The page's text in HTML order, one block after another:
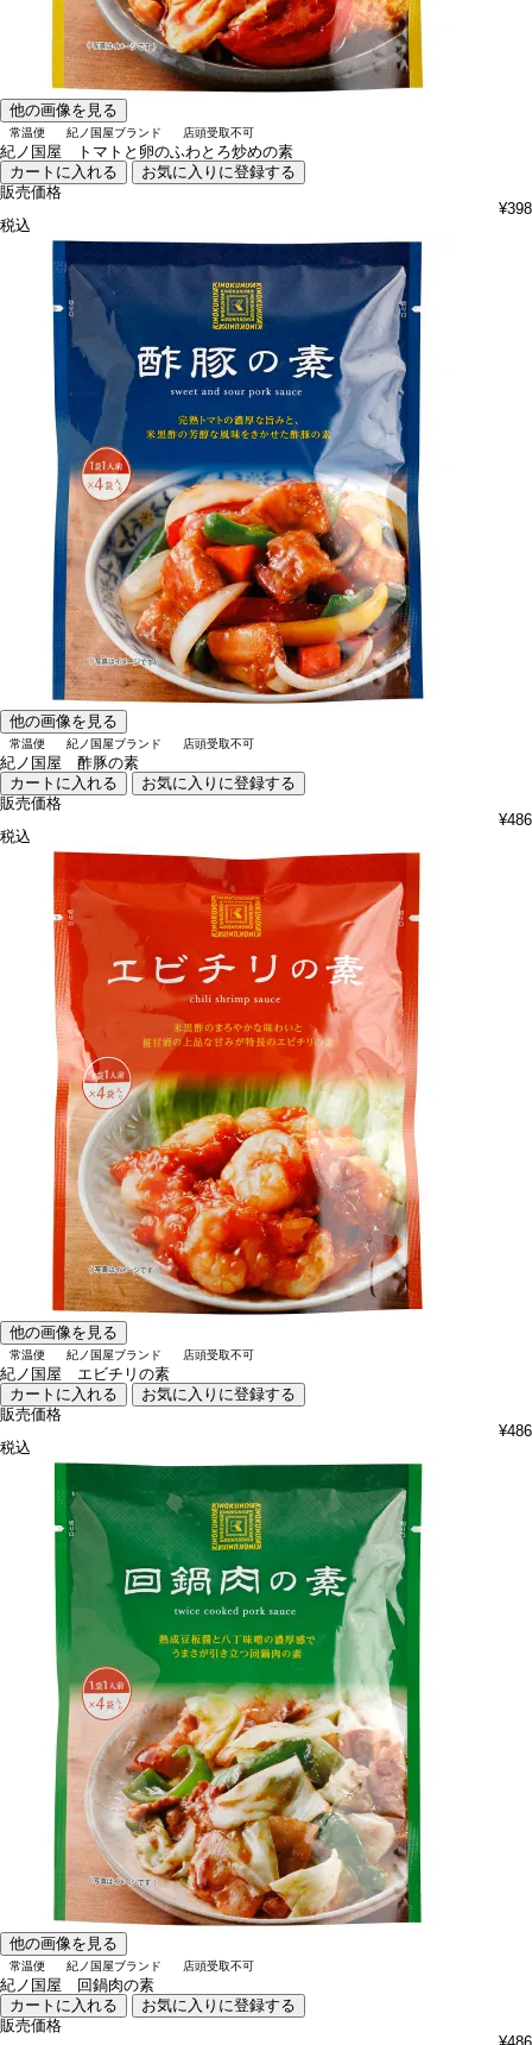
他の画像を見る
常温便 紀ノ国屋ブランド 店頭受取不可
紀ノ国屋 トマトと卵のふわとろ炒めの素
カートに入れる
お気に入りに登録する
販売価格
¥398
税込
他の画像を見る
常温便 紀ノ国屋ブランド 店頭受取不可
紀ノ国屋 酢豚の素
カートに入れる
お気に入りに登録する
販売価格
¥486
税込
他の画像を見る
常温便 紀ノ国屋ブランド 店頭受取不可
紀ノ国屋 エビチリの素
カートに入れる
お気に入りに登録する
販売価格
¥486
税込
他の画像を見る
常温便 紀ノ国屋ブランド 店頭受取不可
紀ノ国屋 回鍋肉の素
カートに入れる
お気に入りに登録する
販売価格